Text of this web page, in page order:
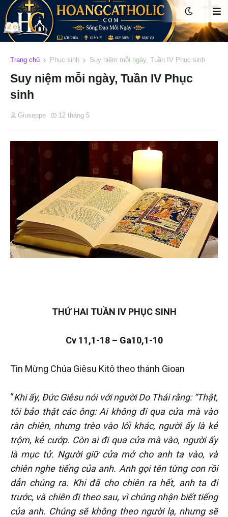
Trang chủ Phục sinh Suy niệm mỗi ngày, Tuần IV Phục sinh
Suy niệm mỗi ngày, Tuần IV Phục
sinh
Giuseppe 12 tháng 5
THỨ HAI TUẦN IV PHỤC SINH
Cv 11,1-18 – Ga10,1-10
Tin Mừng Chúa Giêsu Kitô theo thánh Gioan
“Khi ấy, Đức Giêsu nói với người Do Thái rằng: “Thật,
tôi bảo thật các ông: Ai không đi qua cửa mà vào
ràn chiên, nhưng trèo vào lối khác, người ấy là kẻ
trộm, kẻ cướp. Còn ai đi qua cửa mà vào, người ấy
là mục tử. Người giữ cửa mở cho anh ta vào, và
chiên nghe tiếng của anh. Anh gọi tên từng con rồi
dẫn chúng ra. Khi đã cho chiên ra hết, anh ta đi
trước, và chiên đi theo sau, vì chúng nhận biết tiếng
của anh. Chúng sẽ không theo người lạ, nhưng sẽ